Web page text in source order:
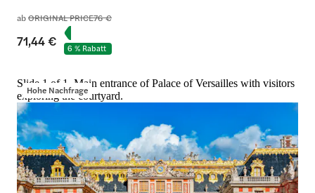
abORIGINAL PRICE76 €
71,44 € 6 % Rabatt
Hohe Nachfrage
Slide 1 of 1, Main entrance of Palace of Versailles with visitors
exploring the courtyard.